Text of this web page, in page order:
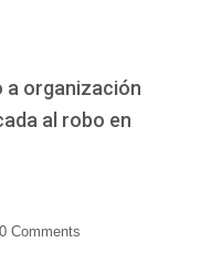
a organización
al robo en
0 Comments